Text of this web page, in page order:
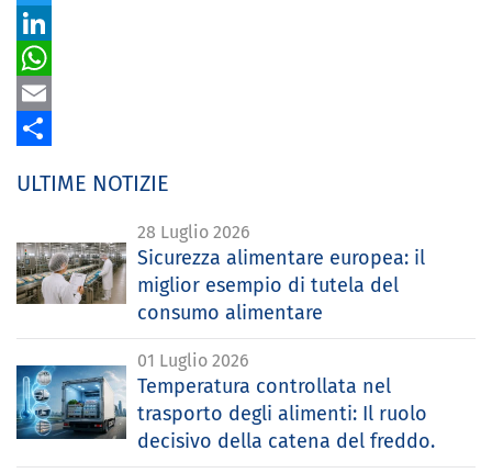
Twitter
LinkedIn
WhatsApp
Email
ULTIME NOTIZIE
28 Luglio 2026
Sicurezza alimentare europea: il
miglior esempio di tutela del
consumo alimentare
01 Luglio 2026
Temperatura controllata nel
trasporto degli alimenti: Il ruolo
decisivo della catena del freddo.